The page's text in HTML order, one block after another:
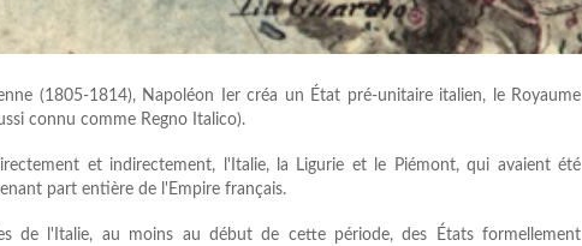
(1805-1814), Napoléon Ier créa un État pré-unitaire italien, le Royaume
connu comme Regno Italico).
et indirectement, l'Italie, la Ligurie et le Piémont, qui avaient été
part entière de l'Empire français.
de l'Italie, au moins au début de cette période, des États formellement